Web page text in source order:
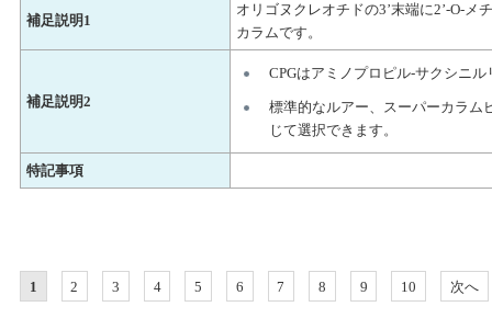
補足説明1
オリゴヌクレオチドの3’末端に2’-O-メ
カラムです。
補足説明2
CPGはアミノプロピル-サクシニ
標準的なルアー、スーパーカラム
じて選択できます。
特記事項
1 2 3 4 5 6 7 8 9 10 次へ